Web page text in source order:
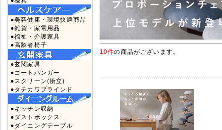
●美容健康・環境快適商品
●雑貨・家電用品
●福祉・介護家具
●高齢者椅子
●玄関家具
●コートハンガー
●スクリーン(衝立)
●タチカワブラインド
●キッチン収納
●ダストボックス
●ダイニングテーブル
10件の商品がございます。